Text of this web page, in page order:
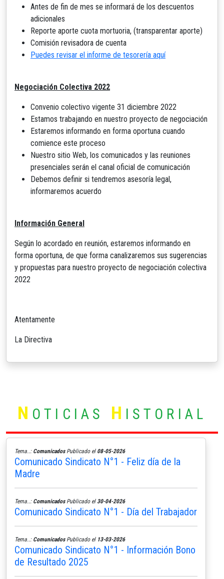
Antes de fin de mes se informará de los descuentos
adicionales
Reporte aporte cuota mortuoria, (transparentar aporte)
Comisión revisadora de cuenta
Puedes revisar el informe de tesorería aquí
Negociación Colectiva 2022
Convenio colectivo vigente 31 diciembre 2022
Estamos trabajando en nuestro proyecto de negociación
Estaremos informando en forma oportuna cuando
comience este proceso
Nuestro sitio Web, los comunicados y las reuniones
presenciales serán el canal oficial de comunicación
Debemos definir si tendremos asesoría legal,
informaremos acuerdo
Información General
Según lo acordado en reunión, estaremos informando en
forma oportuna, de que forma canalizaremos sus sugerencias
y propuestas para nuestro proyecto de negociación colectiva
2022
Atentamente
La Directiva
N OTICIAS H ISTORIAL
Tema..: ComunicadosPublicado el 08-05-2026
Comunicado Sindicato N°1 - Feliz día de la
Madre
Tema..: ComunicadosPublicado el 30-04-2026
Comunicado Sindicato N°1 - Día del Trabajador
Tema..: ComunicadosPublicado el 13-03-2026
Comunicado Sindicato N°1 - Información Bono
de Resultado 2025